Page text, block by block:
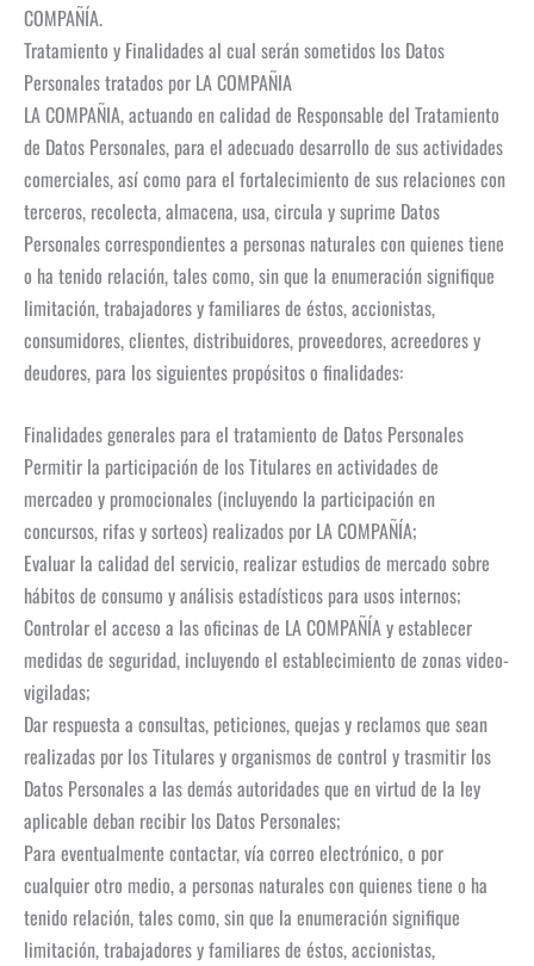
COMPAÑÍA.
Tratamiento y Finalidades al cual serán sometidos los Datos
Personales tratados por LA COMPAÑIA
LA COMPAÑIA, actuando en calidad de Responsable del Tratamiento
de Datos Personales, para el adecuado desarrollo de sus actividades
comerciales, así como para el fortalecimiento de sus relaciones con
terceros, recolecta, almacena, usa, circula y suprime Datos
Personales correspondientes a personas naturales con quienes tiene
o ha tenido relación, tales como, sin que la enumeración signifique
limitación, trabajadores y familiares de éstos, accionistas,
consumidores, clientes, distribuidores, proveedores, acreedores y
deudores, para los siguientes propósitos o finalidades:
Finalidades generales para el tratamiento de Datos Personales
Permitir la participación de los Titulares en actividades de
mercadeo y promocionales (incluyendo la participación en
concursos, rifas y sorteos) realizados por LA COMPAÑÍA;
Evaluar la calidad del servicio, realizar estudios de mercado sobre
hábitos de consumo y análisis estadísticos para usos internos;
Controlar el acceso a las oficinas de LA COMPAÑÍA y establecer
medidas de seguridad, incluyendo el establecimiento de zonas video-
vigiladas;
Dar respuesta a consultas, peticiones, quejas y reclamos que sean
realizadas por los Titulares y organismos de control y trasmitir los
Datos Personales a las demás autoridades que en virtud de la ley
aplicable deban recibir los Datos Personales;
Para eventualmente contactar, vía correo electrónico, o por
cualquier otro medio, a personas naturales con quienes tiene o ha
tenido relación, tales como, sin que la enumeración signifique
limitación, trabajadores y familiares de éstos, accionistas,